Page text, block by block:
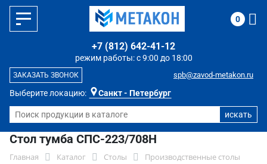
Выберите локацию: Санкт - Петербург
режим работы: с 9:00 до 18:00
+7 (812) 642-41-12
spb@zavod-metakon.ru
ЗАКАЗАТЬ ЗВОНОК
0
Стол тумба СПС-223/708Н
Главная Каталог Столы
Производственные столы